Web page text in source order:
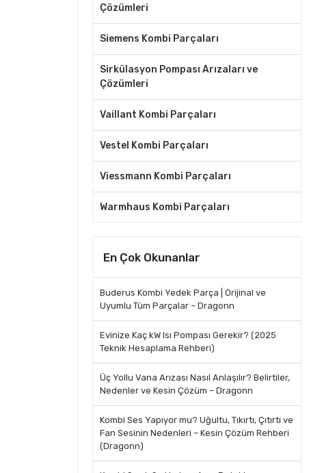
Çözümleri
Siemens Kombi Parçaları
Sirkülasyon Pompası Arızaları ve
Çözümleri
Vaillant Kombi Parçaları
Vestel Kombi Parçaları
Viessmann Kombi Parçaları
Warmhaus Kombi Parçaları
En Çok Okunanlar
Buderus Kombi Yedek Parça | Orijinal ve
Uyumlu Tüm Parçalar – Dragonn
Evinize Kaç kW Isı Pompası Gerekir? (2025
Teknik Hesaplama Rehberi)
Üç Yollu Vana Arızası Nasıl Anlaşılır? Belirtiler,
Nedenler ve Kesin Çözüm – Dragonn
Kombi Ses Yapıyor mu? Uğultu, Tıkırtı, Çıtırtı ve
Fan Sesinin Nedenleri – Kesin Çözüm Rehberi
(Dragonn)